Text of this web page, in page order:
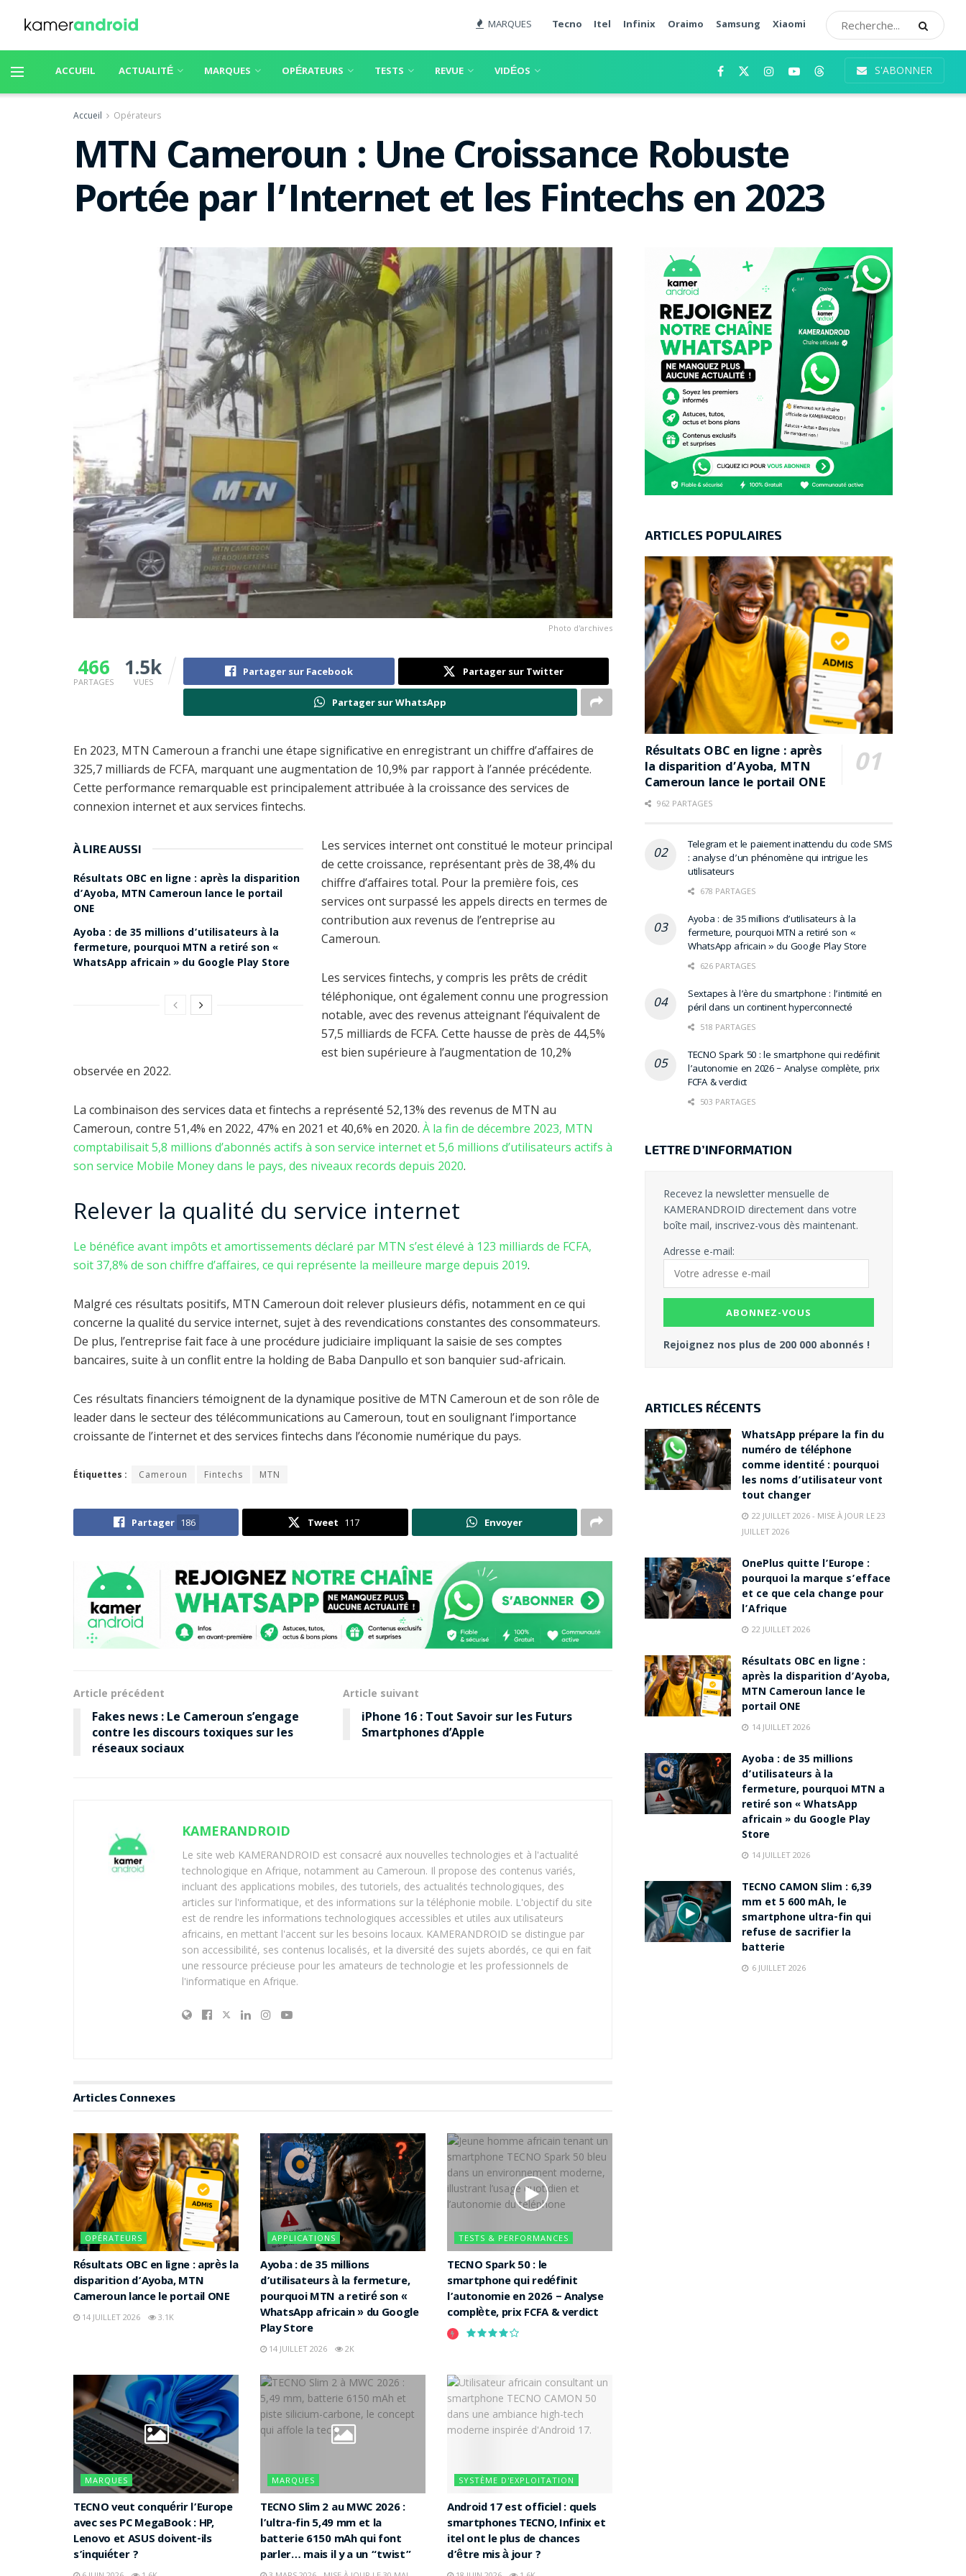
MARQUES Tecno Itel Infinix Oraimo Samsung Xiaomi
ACCUEIL ACTUALITÉ MARQUES OPÉRATEURS TESTS REVUE VIDÉOS S'ABONNER
Accueil Opérateurs
MTN Cameroun : Une Croissance Robuste
Portée par l’Internet et les Fintechs en 2023
Photo d'archives
466
PARTAGES
1.5k
VUES
Partager sur Facebook Partager sur Twitter
Partager sur WhatsApp
En 2023, MTN Cameroun a franchi une étape significative en enregistrant un chiffre d’affaires de
325,7 milliards de FCFA, marquant une augmentation de 10,9% par rapport à l’année précédente.
Cette performance remarquable est principalement attribuée à la croissance des services de
connexion internet et aux services fintechs.
À LIRE AUSSI
Résultats OBC en ligne : après la disparition
d’Ayoba, MTN Cameroun lance le portail
ONE
Ayoba : de 35 millions d’utilisateurs à la
fermeture, pourquoi MTN a retiré son «
WhatsApp africain » du Google Play Store
Les services internet ont constitué le moteur principal
de cette croissance, représentant près de 38,4% du
chiffre d’affaires total. Pour la première fois, ces
services ont surpassé les appels directs en termes de
contribution aux revenus de l’entreprise au
Cameroun.
Les services fintechs, y compris les prêts de crédit
téléphonique, ont également connu une progression
notable, avec des revenus atteignant l’équivalent de
57,5 milliards de FCFA. Cette hausse de près de 44,5%
est bien supérieure à l’augmentation de 10,2%
observée en 2022.
La combinaison des services data et fintechs a représenté 52,13% des revenus de MTN au
Cameroun, contre 51,4% en 2022, 47% en 2021 et 40,6% en 2020. À la fin de décembre 2023, MTN
comptabilisait 5,8 millions d’abonnés actifs à son service internet et 5,6 millions d’utilisateurs actifs à
son service Mobile Money dans le pays, des niveaux records depuis 2020.
Relever la qualité du service internet
Le bénéfice avant impôts et amortissements déclaré par MTN s’est élevé à 123 milliards de FCFA,
soit 37,8% de son chiffre d’affaires, ce qui représente la meilleure marge depuis 2019.
Malgré ces résultats positifs, MTN Cameroun doit relever plusieurs défis, notamment en ce qui
concerne la qualité du service internet, sujet à des revendications constantes des consommateurs.
De plus, l’entreprise fait face à une procédure judiciaire impliquant la saisie de ses comptes
bancaires, suite à un conflit entre la holding de Baba Danpullo et son banquier sud-africain.
Ces résultats financiers témoignent de la dynamique positive de MTN Cameroun et de son rôle de
leader dans le secteur des télécommunications au Cameroun, tout en soulignant l’importance
croissante de l’internet et des services fintechs dans l’économie numérique du pays.
Étiquettes : Cameroun Fintechs MTN
Partager 186 Tweet 117 Envoyer
Article précédent
Fakes news : Le Cameroun s’engage
contre les discours toxiques sur les
réseaux sociaux
Article suivant
iPhone 16 : Tout Savoir sur les Futurs
Smartphones d’Apple
KAMERANDROID
Le site web KAMERANDROID est consacré aux nouvelles technologies et à l'actualité
technologique en Afrique, notamment au Cameroun. Il propose des contenus variés,
incluant des applications mobiles, des tutoriels, des actualités technologiques, des
articles sur l'informatique, et des informations sur la téléphonie mobile. L'objectif du site
est de rendre les informations technologiques accessibles et utiles aux utilisateurs
africains, en mettant l'accent sur les besoins locaux. KAMERANDROID se distingue par
son accessibilité, ses contenus localisés, et la diversité des sujets abordés, ce qui en fait
une ressource précieuse pour les amateurs de technologie et les professionnels de
l'informatique en Afrique.
Articles Connexes
OPÉRATEURS
Résultats OBC en ligne : après la
disparition d’Ayoba, MTN
Cameroun lance le portail ONE
14 JUILLET 2026 3.1K
APPLICATIONS
Ayoba : de 35 millions
d’utilisateurs à la fermeture,
pourquoi MTN a retiré son «
WhatsApp africain » du Google
Play Store
14 JUILLET 2026 2K
TESTS & PERFORMANCES
TECNO Spark 50 : le
smartphone qui redéfinit
l’autonomie en 2026 – Analyse
complète, prix FCFA & verdict
MARQUES
TECNO veut conquérir l’Europe
avec ses PC MegaBook : HP,
Lenovo et ASUS doivent-ils
s’inquiéter ?
MARQUES
TECNO Slim 2 au MWC 2026 :
l’ultra-fin 5,49 mm et la
batterie 6150 mAh qui font
parler… mais il y a un “twist”
SYSTÈME D'EXPLOITATION
Android 17 est officiel : quels
smartphones TECNO, Infinix et
itel ont le plus de chances
d’être mis à jour ?
ARTICLES POPULAIRES
Résultats OBC en ligne : après
la disparition d’Ayoba, MTN
Cameroun lance le portail ONE
962 PARTAGES
Telegram et le paiement inattendu du code SMS
: analyse d’un phénomène qui intrigue les
utilisateurs
678 PARTAGES
Ayoba : de 35 millions d’utilisateurs à la
fermeture, pourquoi MTN a retiré son «
WhatsApp africain » du Google Play Store
626 PARTAGES
Sextapes à l’ère du smartphone : l’intimité en
péril dans un continent hyperconnecté
518 PARTAGES
TECNO Spark 50 : le smartphone qui redéfinit
l’autonomie en 2026 – Analyse complète, prix
FCFA & verdict
503 PARTAGES
LETTRE D’INFORMATION
Recevez la newsletter mensuelle de
KAMERANDROID directement dans votre
boîte mail, inscrivez-vous dès maintenant.
Adresse e-mail:
Rejoignez nos plus de 200 000 abonnés !
ARTICLES RÉCENTS
WhatsApp prépare la fin du
numéro de téléphone
comme identité : pourquoi
les noms d’utilisateur vont
tout changer
22 JUILLET 2026 - MISE À JOUR LE 23
JUILLET 2026
OnePlus quitte l’Europe :
pourquoi la marque s’efface
et ce que cela change pour
l’Afrique
22 JUILLET 2026
Résultats OBC en ligne :
après la disparition d’Ayoba,
MTN Cameroun lance le
portail ONE
14 JUILLET 2026
Ayoba : de 35 millions
d’utilisateurs à la
fermeture, pourquoi MTN a
retiré son « WhatsApp
africain » du Google Play
Store
14 JUILLET 2026
TECNO CAMON Slim : 6,39
mm et 5 600 mAh, le
smartphone ultra-fin qui
refuse de sacrifier la
batterie
6 JUILLET 2026